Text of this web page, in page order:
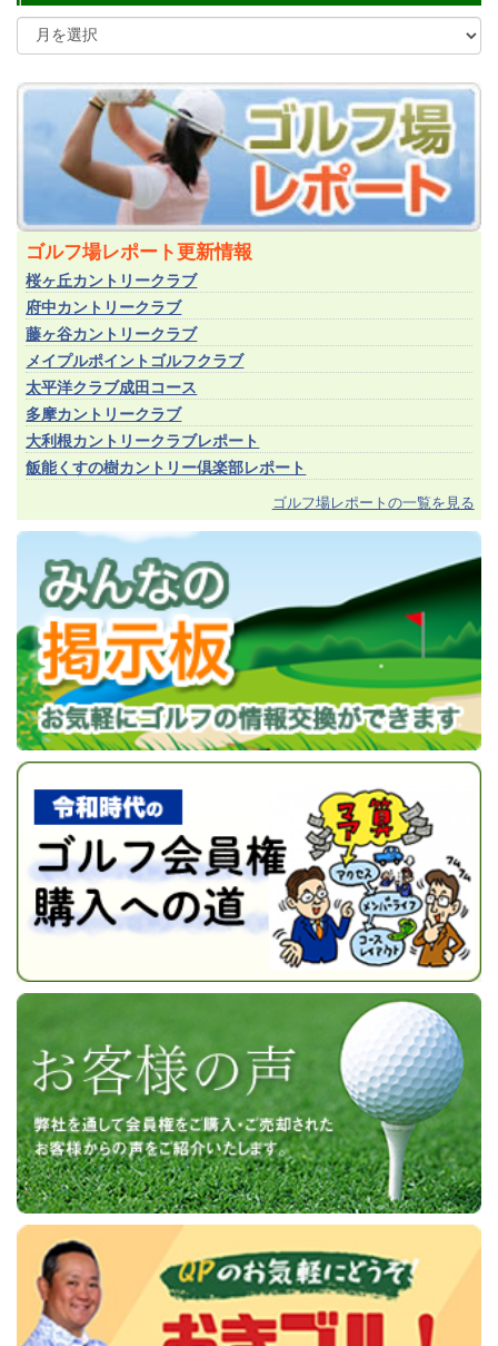
ゴルフ場レポート更新情報
桜ヶ丘カントリークラブ
府中カントリークラブ
藤ヶ谷カントリークラブ
メイプルポイントゴルフクラブ
太平洋クラブ成田コース
多摩カントリークラブ
大利根カントリークラブレポート
飯能くすの樹カントリー倶楽部レポート
ゴルフ場レポートの一覧を見る